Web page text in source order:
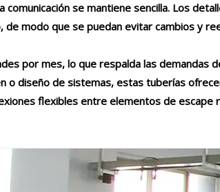
se mantiene sencilla. Los
de modo que se puedan evitar cambios y
por mes, lo que respalda las demandas
diseño de sistemas, estas tuberías
flexibles entre elementos de escape